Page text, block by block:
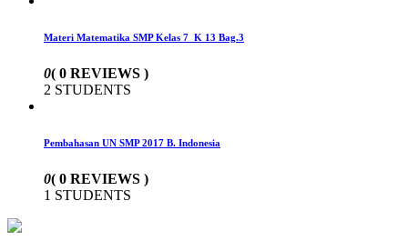
Materi Matematika SMP Kelas 7 K 13 Bag.3
0( 0 REVIEWS )
2 STUDENTS
Pembahasan UN SMP 2017 B. Indonesia
0( 0 REVIEWS )
1 STUDENTS